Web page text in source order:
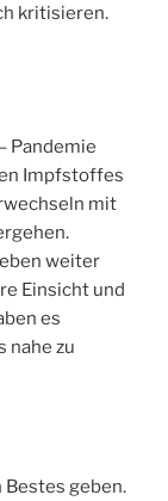
kritisieren.
Pandemie
Impfstoffes
mit
weiter
Einsicht und
es
nahe zu
Bestes geben.